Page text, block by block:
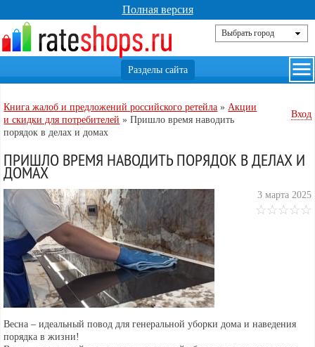
Полная версия
Книга жалоб и предложений российского ретейла »Акции
и скидки для потребителей »Пришло время наводить
порядок в делах и домах
Вход
ПРИШЛО ВРЕМЯ НАВОДИТЬ ПОРЯДОК В ДЕЛАХ И
ДОМАХ
3 марта 2025
Весна – идеальный повод для генеральной уборки дома и наведения
порядка в жизни!